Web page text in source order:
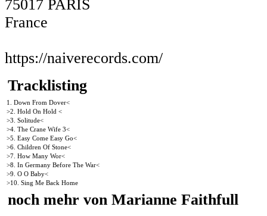
75017 PARIS
France
https://naiverecords.com/
Tracklisting
1. Down From Dover<
>2. Hold On Hold <
>3. Solitude<
>4. The Crane Wife 3<
>5. Easy Come Easy Go<
>6. Children Of Stone<
>7. How Many Wor<
>8. In Germany Before The War<
>9. O O Baby<
>10. Sing Me Back Home
noch mehr von Marianne Faithfull